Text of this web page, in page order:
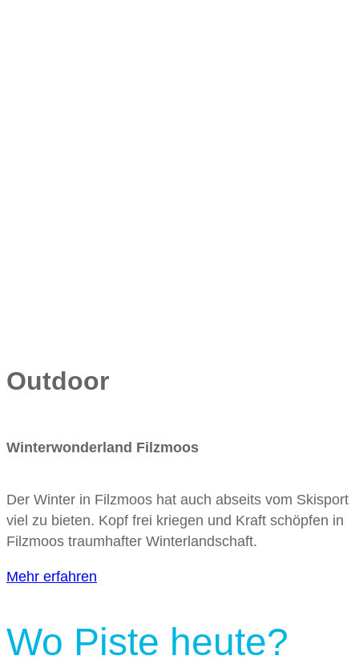
Outdoor
Winterwonderland Filzmoos
Der Winter in Filzmoos hat auch abseits vom Skisport
viel zu bieten. Kopf frei kriegen und Kraft schöpfen in
Filzmoos traumhafter Winterlandschaft.
Mehr erfahren
Wo Piste heute?